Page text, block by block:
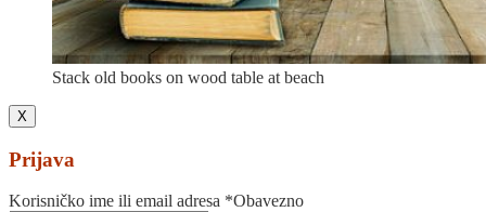
Stack old books on wood table at beach
X
Prijava
Korisničko ime ili email adresa *Obavezno